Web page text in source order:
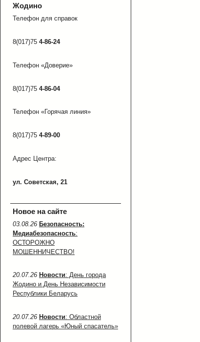
Жодино
Телефон для справок
8(017)75 4-86-24
Телефон «Доверие»
8(017)75 4-86-04
Телефон «Горячая линия»
8(017)75 4-89-00
Адрес Центра:
ул. Советская, 21
Новое на сайте
03.08.26 Безопасность:
Медиабезопасность:
ОСТОРОЖНО
МОШЕННИЧЕСТВО!
20.07.26 Новости: День города
Жодино и День Независимости
Республики Беларусь
20.07.26 Новости: Областной
полевой лагерь «Юный спасатель»